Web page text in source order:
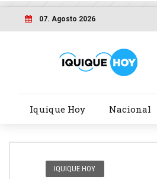
07. Agosto 2026
Iquique Hoy Nacional
IQUIQUE HOY